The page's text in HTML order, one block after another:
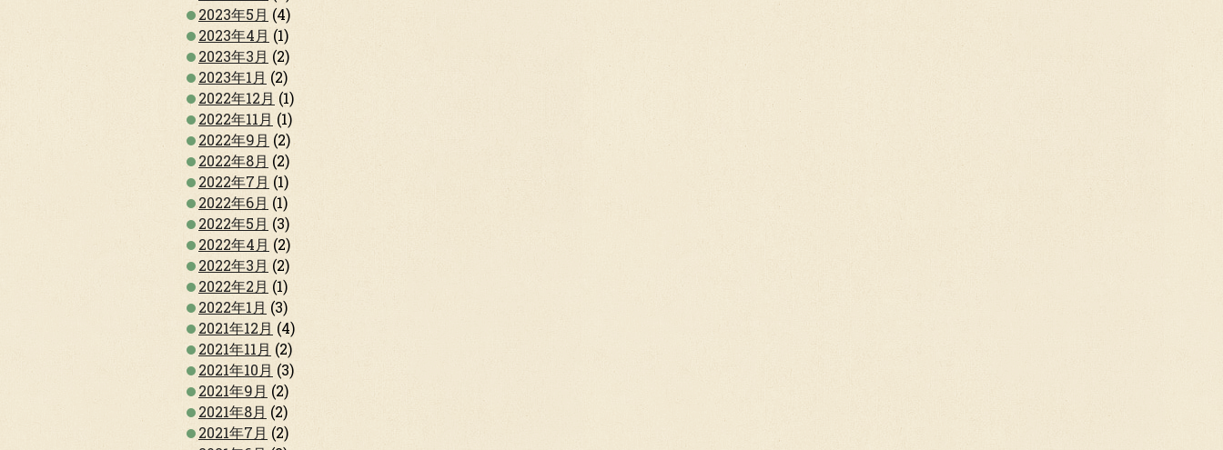
2023年5月 (4)
2023年4月 (1)
2023年3月 (2)
2023年1月 (2)
2022年12月 (1)
2022年11月 (1)
2022年9月 (2)
2022年8月 (2)
2022年7月 (1)
2022年6月 (1)
2022年5月 (3)
2022年4月 (2)
2022年3月 (2)
2022年2月 (1)
2022年1月 (3)
2021年12月 (4)
2021年11月 (2)
2021年10月 (3)
2021年9月 (2)
2021年8月 (2)
2021年7月 (2)